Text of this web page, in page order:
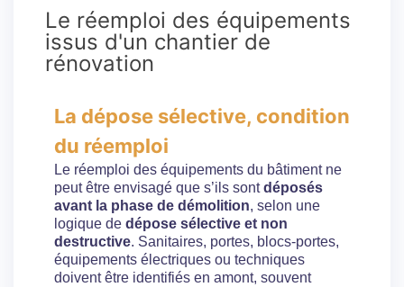
Le réemploi des équipements
issus d'un chantier de
rénovation​
La dépose sélective, condition
du réemploi
Le réemploi des équipements du bâtiment ne
peut être envisagé que s’ils sontdéposés
avant la phase de démolition, selon une
logique de dépose sélective et non
destructive. Sanitaires, portes, blocs-portes,
équipements électriques ou techniques
doivent être identifiés en amont, souvent